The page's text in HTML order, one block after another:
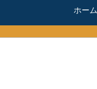
ホーム